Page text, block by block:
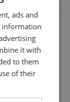
GERMAN
ads and
information
it with
to them
of their